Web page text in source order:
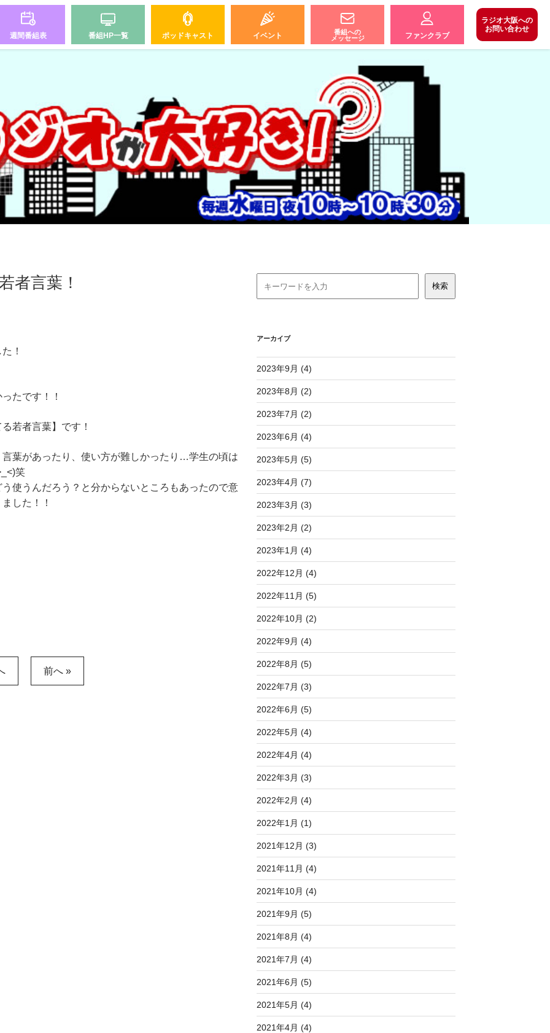
週間番組表 番組HP一覧 ポッドキャスト イベント
番組への
メッセージ
ファンクラブ
ラジオ大阪への
お問い合わせ
者言葉！
！
たです！！
若者言葉】です！
葉があったり、使い方が難しかったり…学生の頃は
笑
使うんだろう？と分からないところもあったので意
した！！
前へ »
アーカイブ
2023年9月 (4)
2023年8月 (2)
2023年7月 (2)
2023年6月 (4)
2023年5月 (5)
2023年4月 (7)
2023年3月 (3)
2023年2月 (2)
2023年1月 (4)
2022年12月 (4)
2022年11月 (5)
2022年10月 (2)
2022年9月 (4)
2022年8月 (5)
2022年7月 (3)
2022年6月 (5)
2022年5月 (4)
2022年4月 (4)
2022年3月 (3)
2022年2月 (4)
2022年1月 (1)
2021年12月 (3)
2021年11月 (4)
2021年10月 (4)
2021年9月 (5)
2021年8月 (4)
2021年7月 (4)
2021年6月 (5)
2021年5月 (4)
2021年4月 (4)